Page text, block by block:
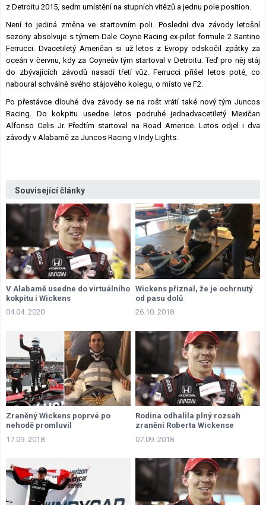
z Detroitu 2015, sedm umístění na stupních vítězů a jednu pole position.
Není to jediná změna ve startovním poli. Poslední dva závody letošní
sezony absolvuje s týmem Dale Coyne Racing ex-pilot formule 2 Santino
Ferrucci. Dvacetiletý Američan si už letos z Evropy odskočil zpátky za
oceán v červnu, kdy za Coyneův tým startoval v Detroitu. Teď pro něj stáj
do zbývajících závodů nasadí třetí vůz. Ferrucci přišel letos poté, co
naboural schválně svého stájového kolegu, o místo ve F2.
Po přestávce dlouhé dva závody se na rošt vrátí také nový tým Juncos
Racing. Do kokpitu usedne letos podruhé jednadvacetiletý Mexičan
Alfonso Celis Jr. Předtím startoval na Road Americe. Letos odjel i dva
závody v Alabamě za Juncos Racing v Indy Lights.
Související články
V Alabamě usedne do virtuálního
kokpitu i Wickens
04.04. 2020
Wickens přiznal, že je ochrnutý
od pasu dolů
26.10. 2018
Zraněný Wickens poprvé po
nehodě promluvil
17.09. 2018
Rodina odhalila plný rozsah
zranění Roberta Wickense
07.09. 2018